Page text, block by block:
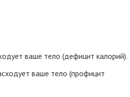
ваше тело (дефицит калорий).
ваше тело (профицит